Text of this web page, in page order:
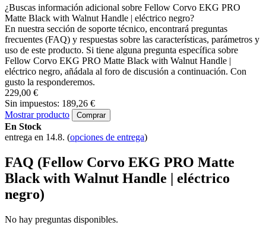
¿Buscas información adicional sobre Fellow Corvo EKG PRO
Matte Black with Walnut Handle | eléctrico negro?
En nuestra sección de soporte técnico, encontrará preguntas
frecuentes (FAQ) y respuestas sobre las características, parámetros y
uso de este producto. Si tiene alguna pregunta específica sobre
Fellow Corvo EKG PRO Matte Black with Walnut Handle |
eléctrico negro, añádala al foro de discusión a continuación. Con
gusto la responderemos.
229,00 €
Sin impuestos: 189,26 €
Mostrar producto
Comprar
En Stock
entrega en 14.8. (opciones de entrega)
FAQ (Fellow Corvo EKG PRO Matte
Black with Walnut Handle | eléctrico
negro)
No hay preguntas disponibles.